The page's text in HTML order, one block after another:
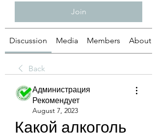
Join
Discussion Media Members About
Back
Администрация
Рекомендует
August 7, 2023
Какой алкоголь